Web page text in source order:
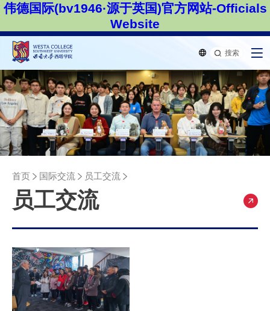
伟德国际(bv1946·源于英国)官方网站-Officials
Website
搜索
首页 国际交流 员工交流
员工交流